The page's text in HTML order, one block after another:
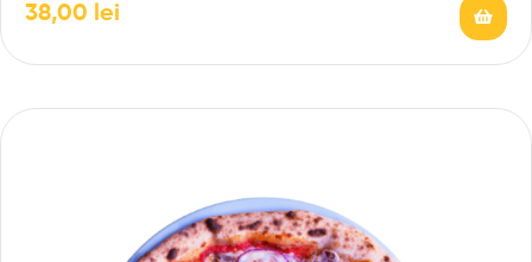
38,00 lei